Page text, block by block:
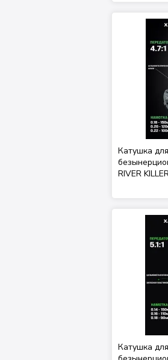
Катушка
RIVER
Катушка